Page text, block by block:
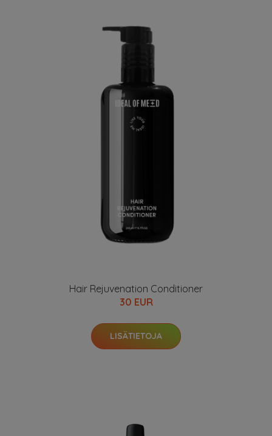
Hair Rejuvenation Conditioner
30 EUR
LISÄTIETOJA